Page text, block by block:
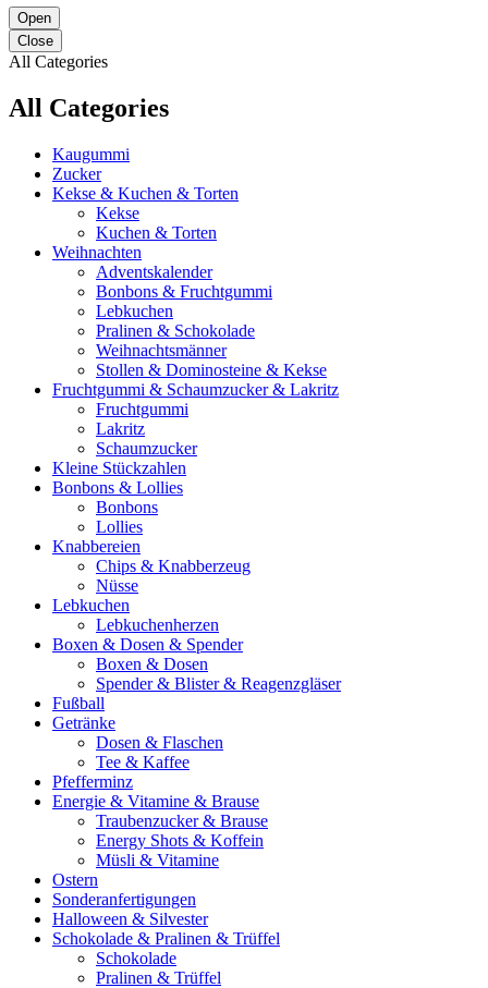
Open
Close
All Categories
All Categories
Kaugummi
Zucker
Kekse & Kuchen & Torten
Kekse
Kuchen & Torten
Weihnachten
Adventskalender
Bonbons & Fruchtgummi
Lebkuchen
Pralinen & Schokolade
Weihnachtsmänner
Stollen & Dominosteine & Kekse
Fruchtgummi & Schaumzucker & Lakritz
Fruchtgummi
Lakritz
Schaumzucker
Kleine Stückzahlen
Bonbons & Lollies
Bonbons
Lollies
Knabbereien
Chips & Knabberzeug
Nüsse
Lebkuchen
Lebkuchenherzen
Boxen & Dosen & Spender
Boxen & Dosen
Spender & Blister & Reagenzgläser
Fußball
Getränke
Dosen & Flaschen
Tee & Kaffee
Pfefferminz
Energie & Vitamine & Brause
Traubenzucker & Brause
Energy Shots & Koffein
Müsli & Vitamine
Ostern
Sonderanfertigungen
Halloween & Silvester
Schokolade & Pralinen & Trüffel
Schokolade
Pralinen & Trüffel